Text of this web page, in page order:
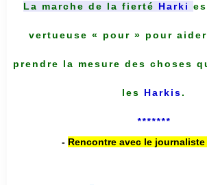
La marche de la fierté Harki
vertueuse « pour » pour
prendre la mesure des choses
les Harkis.
*******
- Rencontre avec le journaliste